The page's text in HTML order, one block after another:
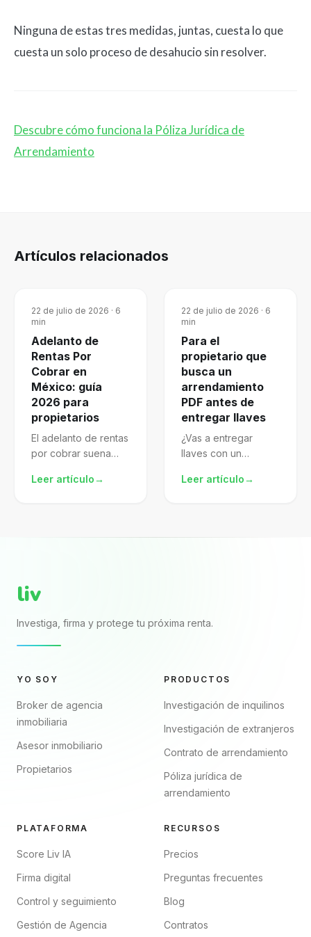
Ninguna de estas tres medidas, juntas, cuesta lo que
cuesta un solo proceso de desahucio sin resolver.
Descubre cómo funciona la Póliza Jurídica de
Arrendamiento
Artículos relacionados
22 de julio de 2026 · 6
min
Adelanto de
Rentas Por
Cobrar en
México: guía
2026 para
propietarios
El adelanto de rentas
por cobrar suena
gestionado te
Leer artículo→
22 de julio de 2026 · 6
min
Para el
propietario que
busca un
arrendamiento
PDF antes de
entregar llaves
¿Vas a entregar
llaves con un
descargado de
Leer artículo→
liv
Investiga, firma y protege tu próxima renta.
YO SOY
Broker de agencia
inmobiliaria
Asesor inmobiliario
Propietarios
PRODUCTOS
Investigación de inquilinos
Investigación de extranjeros
Contrato de arrendamiento
Póliza jurídica de
arrendamiento
PLATAFORMA
Score Liv IA
Firma digital
Control y seguimiento
Gestión de Agencia
RECURSOS
Precios
Preguntas frecuentes
Blog
Contratos